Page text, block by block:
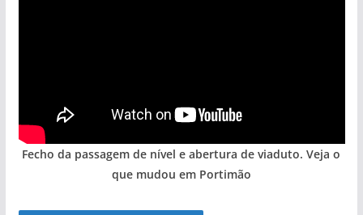
Fecho da passagem de nível e abertura de viaduto. Veja o
que mudou em Portimão